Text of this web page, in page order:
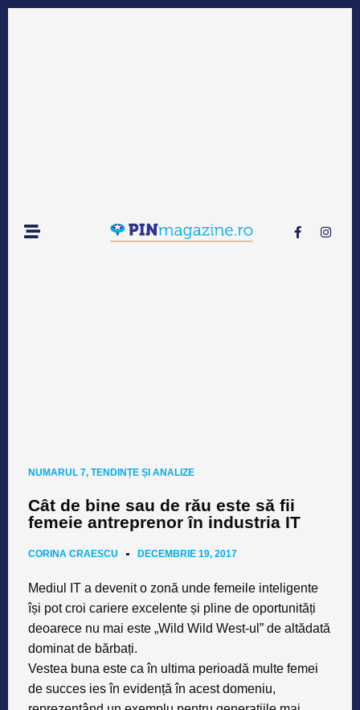
NUMARUL 7, TENDINȚE ȘI ANALIZE
Cât de bine sau de rău este să fii
femeie antreprenor în industria IT
CORINA CRAESCU DECEMBRIE 19, 2017
Mediul IT a devenit o zonă unde femeile inteligente
își pot croi cariere excelente și pline de oportunități
deoarece nu mai este „Wild Wild West-ul” de altădată
dominat de bărbați.
Vestea buna este ca în ultima perioadă multe femei
de succes ies în evidență în acest domeniu,